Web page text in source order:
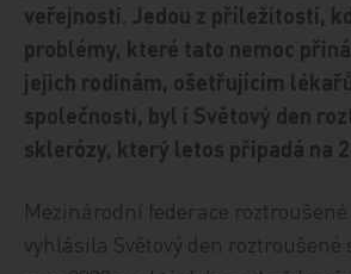
veřejnosti. Jedou z příležitostí,
problémy, které tato nemoc
jejich rodinám, ošetřujícím
společnosti, byl i Světový den
sklerózy, který letos připadá na
Mezinárodní federace roztroušené
vyhlásila Světový den roztroušené